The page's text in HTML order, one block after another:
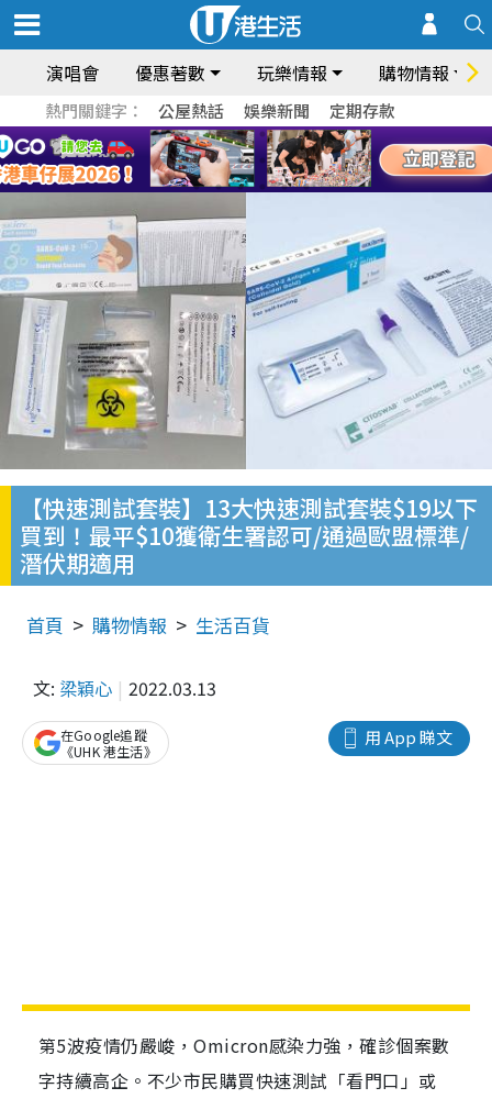
演唱會 優惠著數 玩樂情報 購物情報
熱門關鍵字： 公屋熱話 娛樂新聞 定期存款
【快速測試套裝】13大快速測試套裝$19以下
買到！最平$10獲衛生署認可/通過歐盟標準/
潛伏期適用
首頁 購物情報 生活百貨
文: 梁穎心 2022.03.13
用 App 睇文
在Google追蹤
《UHK 港生活》
第5波疫情仍嚴峻，Omicron感染力強，確診個案數
字持續高企。不少市民購買快速測試「看門口」或